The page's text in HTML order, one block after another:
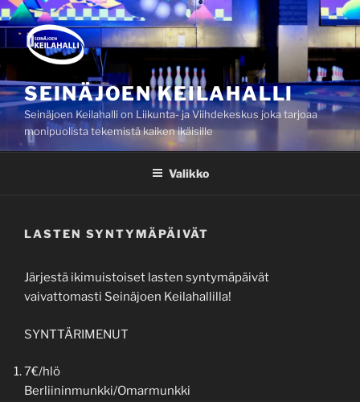
Siirry
sisältöön
SEINÄJOEN KEILAHALLI
Seinäjoen Keilahalli on Liikunta- ja Viihdekeskus joka tarjoaa
monipuolista tekemistä kaiken ikäisille
Valikko
LASTEN SYNTYMÄPÄIVÄT
Järjestä ikimuistoiset lasten syntymäpäivät
vaivattomasti Seinäjoen Keilahallilla!
SYNTTÄRIMENUT
7€/hlö
Berliininmunkki/Omarmunkki